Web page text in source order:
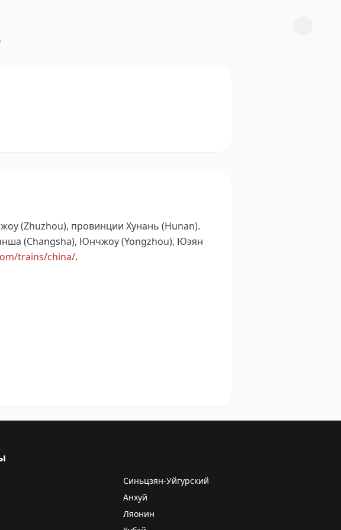
(Zhuzhou), провинции Хунань (Hunan).
(Changsha), Юнчжоу (Yongzhou), Юэян
trains/china/.
Синьцзян-Уйгурский
Анхуй
Ляонин